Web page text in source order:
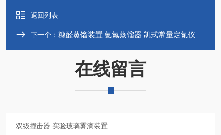
返回列表
下一个： 糠醛蒸馏装置 氨氮蒸馏器 凯式常量定氮仪
在线留言